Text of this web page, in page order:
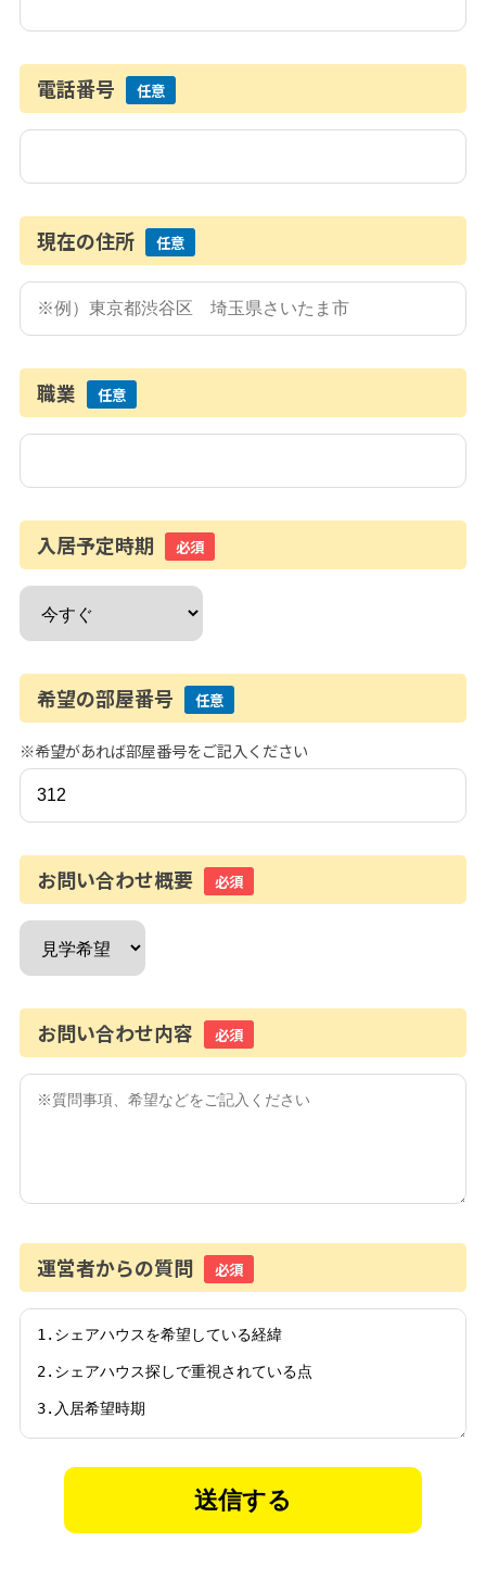
電話番号 任意
現在の住所 任意
職業 任意
入居予定時期 必須
希望の部屋番号 任意
※希望があれば部屋番号をご記入ください
お問い合わせ概要 必須
お問い合わせ内容 必須
運営者からの質問 必須